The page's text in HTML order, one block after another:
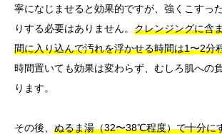
寧になじませると効果的ですが、強くこすっ
りする必要はありません。 クレンジングに含
間に入り込んで汚れを浮かせる時間は1〜2分
時間置いても効果は変わらず、むしろ肌への
ります。
その後、 ぬるま湯（32〜38℃程度）で十分に